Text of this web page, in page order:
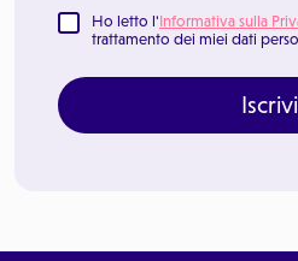
Ho letto l'Informativa sulla
trattamento dei miei dati